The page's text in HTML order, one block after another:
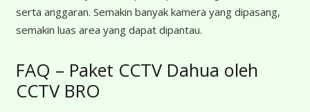
serta anggaran. Semakin banyak kamera yang dipasang,
semakin luas area yang dapat dipantau.
FAQ – Paket CCTV Dahua oleh
CCTV BRO